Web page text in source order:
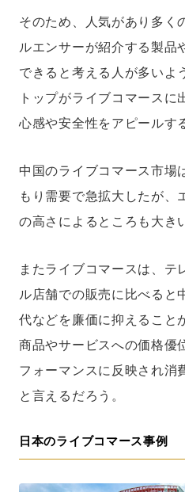
そのため、人気があり多く
ルエンサーが紹介する製品
できると考える人が多いよ
トップがライブコマースに
心感や安全性をアピールす
中国のライブコマース市場
もり需要で急拡大したが、
の高さによるところも大き
またライブコマースは、テ
ル店舗での販売に比べると
代などを廉価に抑えること
商品やサービスへの価格優
フォーマンスに反映され消
と言えるだろう。
日本のライブコマース事例